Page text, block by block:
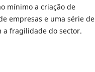
mínimo a criação de
empresas e uma série de
a fragilidade do sector.